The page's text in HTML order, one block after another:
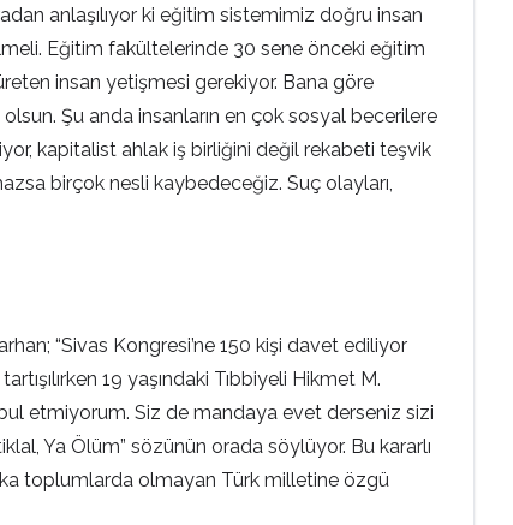
anlaşılıyor ki eğitim sistemimiz doğru insan
Eğitim fakültelerinde 30 sene önceki eğitim
insan yetişmesi gerekiyor. Bana göre
Şu anda insanların en çok sosyal becerilere
kapitalist ahlak iş birliğini değil rekabeti teşvik
birçok nesli kaybedeceğiz. Suç olayları,
“Sivas Kongresi’ne 150 kişi davet ediliyor
19 yaşındaki Tıbbiyeli Hikmet M.
etmiyorum. Siz de mandaya evet derseniz sizi
Ya Ölüm” sözünün orada söylüyor. Bu kararlı
toplumlarda olmayan Türk milletine özgü